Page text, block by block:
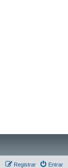
Entrar
Registrar